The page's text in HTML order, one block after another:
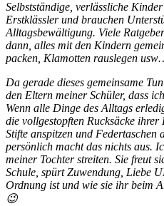
Selbstständige, verlässliche
Erstklässler und brauchen
Alltagsbewältigung. Viele
dann, alles mit den Kindern
packen, Klamotten rauslegen
Da gerade dieses gemeinsame
den Eltern meiner Schüler, dass
Wenn alle Dinge des Alltags
die vollgestopften Rucksäcke
Stifte anspitzen und
persönlich macht das nichts aus.
meiner Tochter streiten. Sie freut
Schule, spürt Zuwendung, Liebe
Ordnung ist und wie sie ihr beim
😉